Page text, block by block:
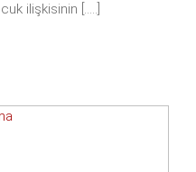
ilişkisinin [.....]